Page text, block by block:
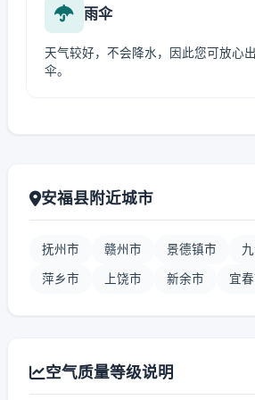
雨伞
天气较好，不会降水，因此您可放心
伞。
安福县附近城市
抚州市 赣州市 景德镇市
萍乡市 上饶市 新余市 宜
空气质量等级说明